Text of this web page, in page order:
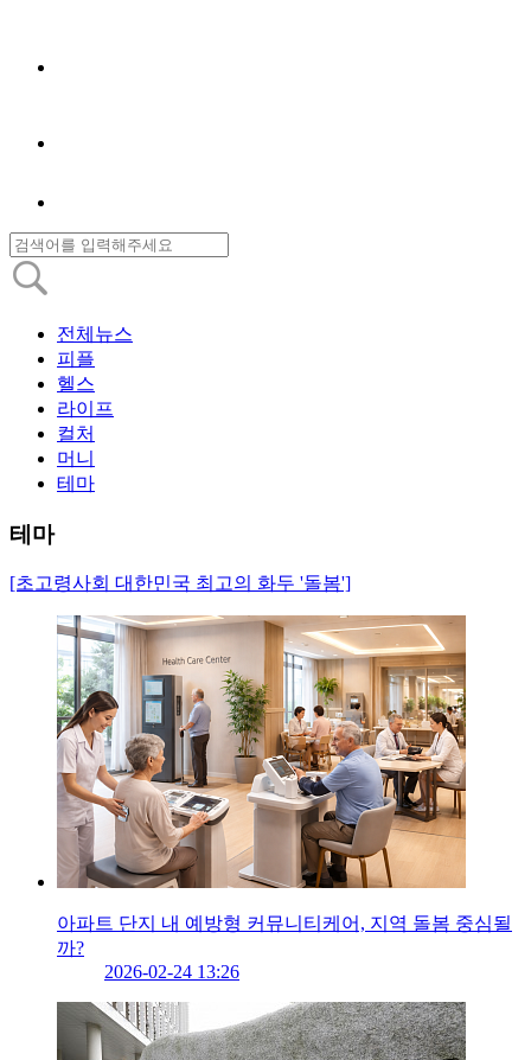
전체뉴스
피플
헬스
라이프
컬처
머니
테마
테마
[초고령사회 대한민국 최고의 화두 '돌봄']
아파트 단지 내 예방형 커뮤니티케어, 지역 돌봄 중심될
까?
2026-02-24 13:26